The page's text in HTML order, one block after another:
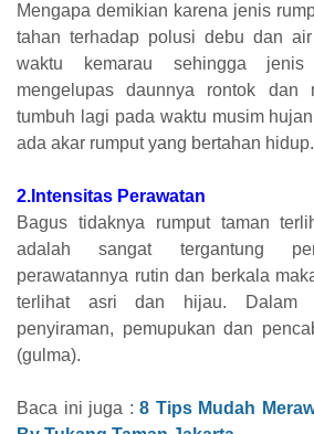
Mengapa demikian karena jenis
tahan terhadap polusi debu dan
waktu kemarau sehingga
mengelupas daunnya rontok dan
tumbuh lagi pada waktu musim
ada akar rumput yang bertahan hidup.
2.Intensitas Perawatan
Bagus tidaknya rumput taman
adalah sangat tergantung
perawatannya rutin dan berkala
terlihat asri dan hijau. Dalam
penyiraman, pemupukan dan
(gulma).
Baca ini juga :8 Tips Mudah